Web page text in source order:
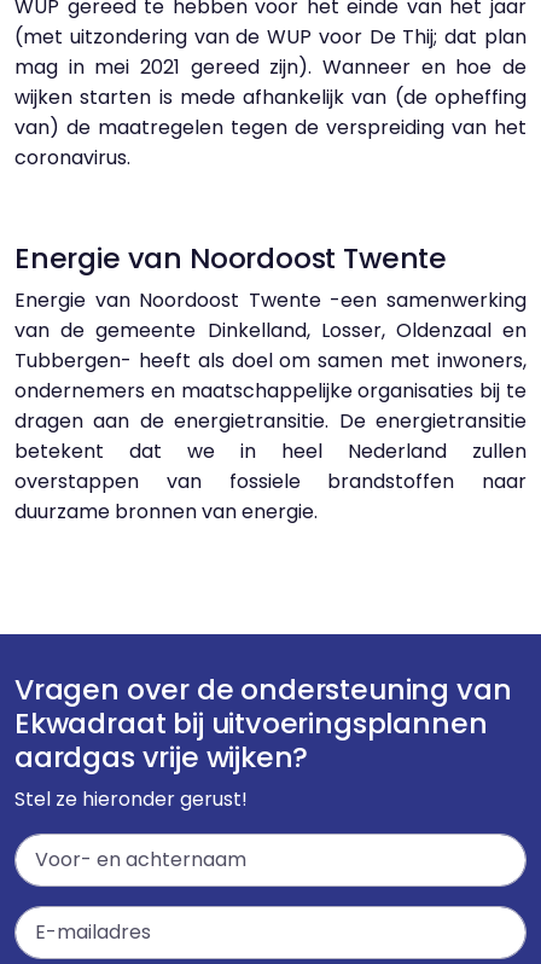
WUP gereed te hebben voor het einde van het jaar
(met uitzondering van de WUP voor De Thij; dat plan
mag in mei 2021 gereed zijn). Wanneer en hoe de
wijken starten is mede afhankelijk van (de opheffing
van) de maatregelen tegen de verspreiding van het
coronavirus.
Energie van Noordoost Twente
Energie van Noordoost Twente -een samenwerking
van de gemeente Dinkelland, Losser, Oldenzaal en
Tubbergen- heeft als doel om samen met inwoners,
ondernemers en maatschappelijke organisaties bij te
dragen aan de energietransitie. De energietransitie
betekent dat we in heel Nederland zullen
overstappen van fossiele brandstoffen naar
duurzame bronnen van energie.
Vragen over de ondersteuning van
Ekwadraat bij uitvoeringsplannen
aardgas vrije wijken?
Stel ze hieronder gerust!